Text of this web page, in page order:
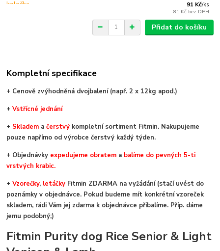
91 Kč/ks
81 Kč bez DPH
Přidat do košíku
Kompletní specifikace
+ Cenově zvýhodněná dvojbalení (např. 2 x 12kg apod.)
+Vstřícné jednání
+ Skladem ačerstvý kompletní sortiment Fitmin. Nakupujeme
pouze napřímo od výrobce čerstvý každý týden.
+ Objednávky expedujeme obratem a balíme do pevných 5-ti
vrstvých krabic.
+Vzorečky, letáčky Fitmin ZDARMA na vyžádání (stačí uvést do
poznámky v objednávce. Pokud budeme mít konkrétní vzoreček
skladem, rádi Vám jej zdarma k objednávce přibalíme. Příp. dáme
jemu podobný;)
Fitmin Purity dog Rice Senior & Light